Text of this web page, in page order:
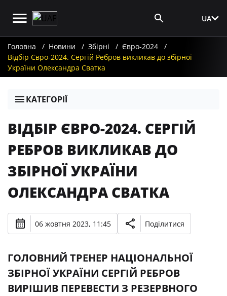
UA
Головна Новини Збірні
Євро-2024
Відбір Євро-2024. Сергій Ребров викликав до збірної
України Олександра Сватка
КАТЕГОРІЇ
ВІДБІР ЄВРО-2024. СЕРГІЙ
РЕБРОВ ВИКЛИКАВ ДО
ЗБІРНОЇ УКРАЇНИ
ОЛЕКСАНДРА СВАТКА
06 жовтня 2023, 11:45 Поділитися
ГОЛОВНИЙ ТРЕНЕР НАЦІОНАЛЬНОЇ
ЗБІРНОЇ УКРАЇНИ СЕРГІЙ РЕБРОВ
ВИРІШИВ ПЕРЕВЕСТИ З РЕЗЕРВНОГО